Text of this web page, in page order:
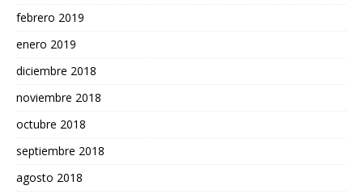
febrero 2019
enero 2019
diciembre 2018
noviembre 2018
octubre 2018
septiembre 2018
agosto 2018